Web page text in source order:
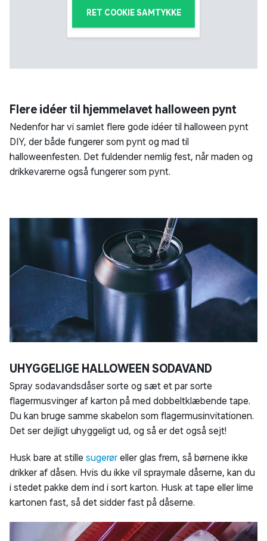
RET COOKIE SAMTYKKE
Flere idéer til hjemmelavet halloween pynt
Nedenfor har vi samlet flere gode idéer til halloween pynt
DIY, der både fungerer som pynt og mad til
halloweenfesten. Det fuldender nemlig fest, når maden og
drikkevarerne også fungerer som pynt.
UHYGGELIGE HALLOWEEN SODAVAND
Spray sodavandsdåser sorte og sæt et par sorte
flagermusvinger af karton på med dobbeltklæbende tape.
Du kan bruge samme skabelon som flagermusinvitationen.
Det ser dejligt uhyggeligt ud, og så er det også sejt!
Husk bare at stille sugerør eller glas frem, så børnene ikke
drikker af dåsen. Hvis du ikke vil spraymale dåserne, kan du
i stedet pakke dem ind i sort karton. Husk at tape eller lime
kartonen fast, så det sidder fast på dåserne.